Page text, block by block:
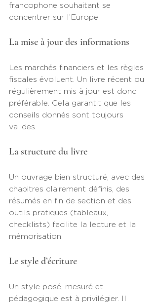
francophone souhaitant se
concentrer sur l’Europe.
La mise à jour des informations
Les marchés financiers et les règles
fiscales évoluent. Un livre récent ou
régulièrement mis à jour est donc
préférable. Cela garantit que les
conseils donnés sont toujours
valides.
La structure du livre
Un ouvrage bien structuré, avec des
chapitres clairement définis, des
résumés en fin de section et des
outils pratiques (tableaux,
checklists) facilite la lecture et la
mémorisation.
Le style d’écriture
Un style posé, mesuré et
pédagogique est à privilégier. Il